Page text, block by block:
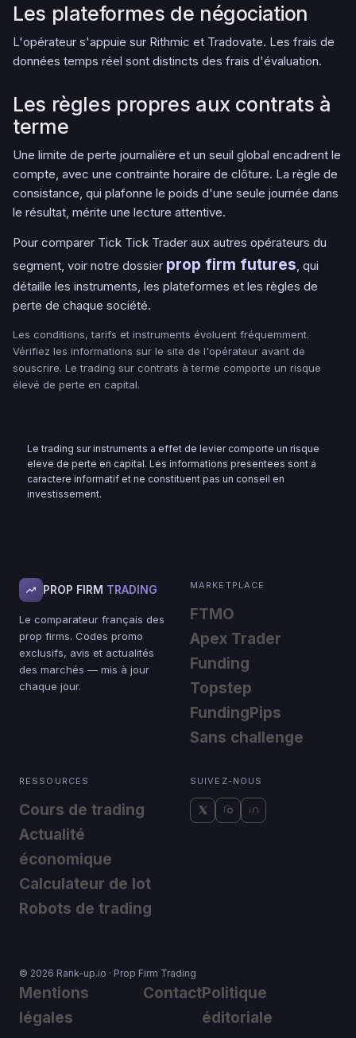
Les plateformes de négociation
L'opérateur s'appuie sur Rithmic et Tradovate. Les frais de
données temps réel sont distincts des frais d'évaluation.
Les règles propres aux contrats à
terme
Une limite de perte journalière et un seuil global encadrent le
compte, avec une contrainte horaire de clôture. La règle de
consistance, qui plafonne le poids d'une seule journée dans
le résultat, mérite une lecture attentive.
Pour comparer Tick Tick Trader aux autres opérateurs du
segment, voir notre dossier prop firm futures , qui
détaille les instruments, les plateformes et les règles de
perte de chaque société.
Les conditions, tarifs et instruments évoluent fréquemment.
Vérifiez les informations sur le site de l'opérateur avant de
souscrire. Le trading sur contrats à terme comporte un risque
élevé de perte en capital.
Le trading sur instruments a effet de levier comporte un risque
eleve de perte en capital. Les informations presentees sont a
caractere informatif et ne constituent pas un conseil en
investissement.
PROP FIRM TRADING
Le comparateur français des
prop firms. Codes promo
exclusifs, avis et actualités
des marchés — mis à jour
chaque jour.
MARKETPLACE
FTMO
Apex Trader
Funding
Topstep
FundingPips
Sans challenge
RESSOURCES
Cours de trading
Actualité
économique
Calculateur de lot
Robots de trading
SUIVEZ-NOUS
© 2026 Rank-up.io · Prop Firm Trading
Mentions
légales
ContactPolitique
éditoriale